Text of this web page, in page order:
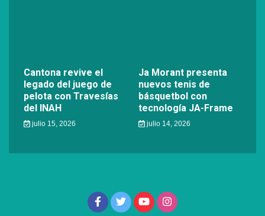
Cantona revive el
legado del juego de
pelota con Travesías
del INAH
julio 15, 2026
Ja Morant presenta
nuevos tenis de
básquetbol con
tecnología JA-Frame
julio 14, 2026